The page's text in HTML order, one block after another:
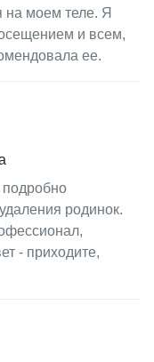
на моем теле. Я
и всем,
ее.
родинок.
- приходите,